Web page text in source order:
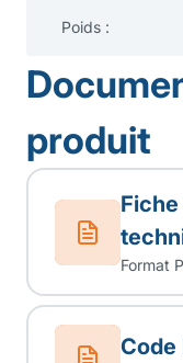
Poids :
produit
Fiche
Format
Code